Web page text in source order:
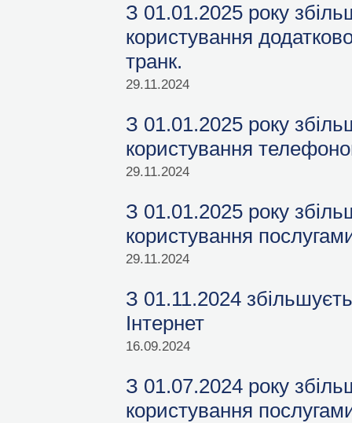
З 01.01.2025 року
користування
транк.
29.11.2024
З 01.01.2025 року
користування
29.11.2024
З 01.01.2025 року
користування
29.11.2024
З 01.11.2024
Інтернет
16.09.2024
З 01.07.2024 року
користування